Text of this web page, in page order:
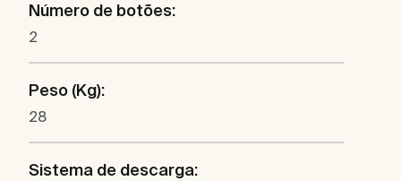
Número de botões:
2
Peso (Kg):
28
Sistema de descarga: